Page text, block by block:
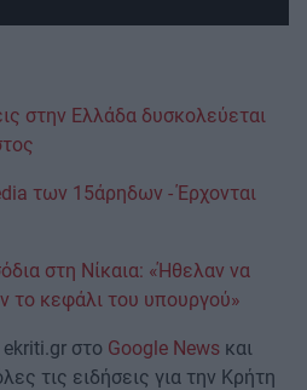
στην Ελλάδα δυσκολεύεται
των 15άρηδων - Έρχονται
στη Νίκαια: «Ήθελαν να
το κεφάλι του υπουργού»
στο Google News και
τις ειδήσεις για την Κρήτη